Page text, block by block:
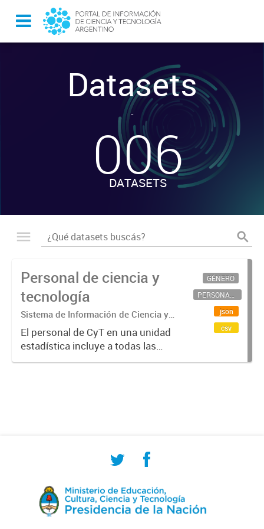
Datasets
-
006
DATASETS
Personal de ciencia y
tecnología
Sistema de Información de Ciencia y
Tecnología Argentino (SICYTAR)
El personal de CyT en una unidad
estadística incluye a todas las
personas involucradas
GÉNERO
PERSONAL CIENTÍFICO-TECNOLÓGICO
json
csv